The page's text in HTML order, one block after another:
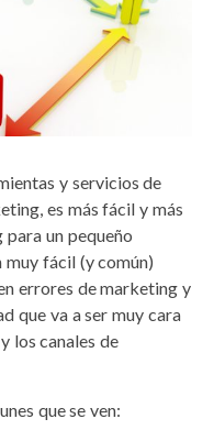
y servicios de
es más fácil y más
un pequeño
muy fácil (y común)
errores de marketing y
que va a ser muy cara
los canales de
que se ven: